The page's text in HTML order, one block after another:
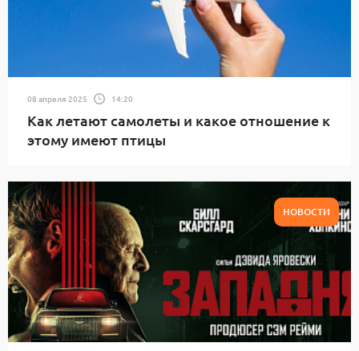
08 апреля 2025 14:20
Как летают самолеты и какое отношение к
этому имеют птицы
НОВОСТИ